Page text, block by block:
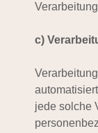
c)
jede solche